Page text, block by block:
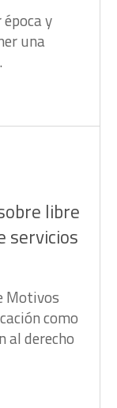
y
una
libre
servicios
Motivos
como
al derecho